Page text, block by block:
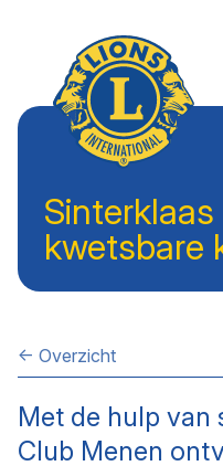
kwetsbare
← Overzicht
Met de hulp van
Club Menen